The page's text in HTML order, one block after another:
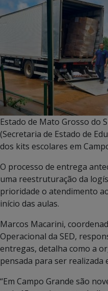
Estado de Mato Grosso do
(Secretaria de Estado de
dos kits escolares em
O processo de entrega
uma reestruturação da
prioridade o atendimento
início das aulas.
Marcos Macarini,
Operacional da SED,
entregas, detalha como a
pensada para ser realizada
“Em Campo Grande são